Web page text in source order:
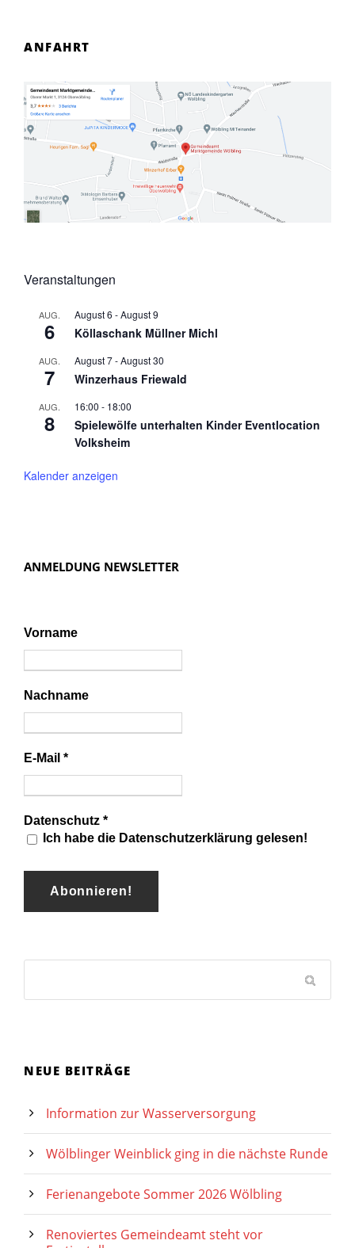
ANFAHRT
Veranstaltungen
AUG.
6
August 6 -August 9
Köllaschank Müllner Michl
AUG.
7
August 7-August 30
Winzerhaus Friewald
AUG.
8
16:00 - 18:00
Spielewölfe unterhalten Kinder Eventlocation
Volksheim
Kalender anzeigen
ANMELDUNG NEWSLETTER
Vorname
Nachname
E-Mail *
Datenschutz *
Ich habe die Datenschutzerklärung gelesen!
NEUE BEITRÄGE
Information zur Wasserversorgung
Wölblinger Weinblick ging in die nächste Runde
Ferienangebote Sommer 2026 Wölbling
Renoviertes Gemeindeamt steht vor